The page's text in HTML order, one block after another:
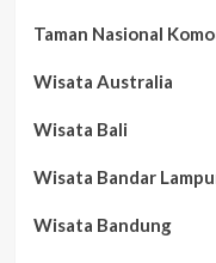
Taman Nasional
Wisata Australia
Wisata Bali
Wisata Bandar
Wisata Bandung